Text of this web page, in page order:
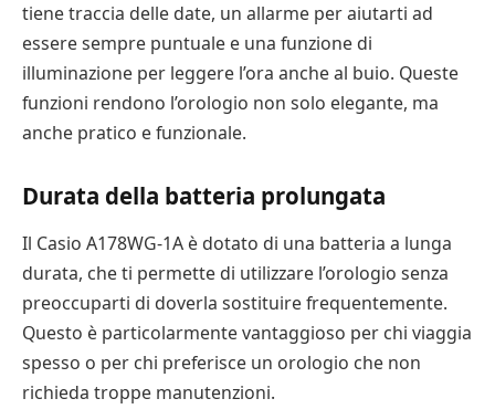
tiene traccia delle date, un allarme per aiutarti ad
essere sempre puntuale e una funzione di
illuminazione per leggere l’ora anche al buio. Queste
funzioni rendono l’orologio non solo elegante, ma
anche pratico e funzionale.
Durata della batteria prolungata
Il Casio A178WG-1A è dotato di una batteria a lunga
durata, che ti permette di utilizzare l’orologio senza
preoccuparti di doverla sostituire frequentemente.
Questo è particolarmente vantaggioso per chi viaggia
spesso o per chi preferisce un orologio che non
richieda troppe manutenzioni.